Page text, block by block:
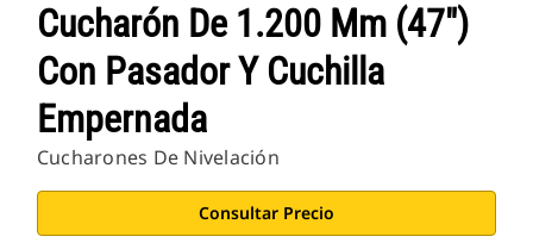
Cucharón De 1.200 Mm (47")
Con Pasador Y Cuchilla
Empernada
Cucharones De Nivelación
Consultar Precio